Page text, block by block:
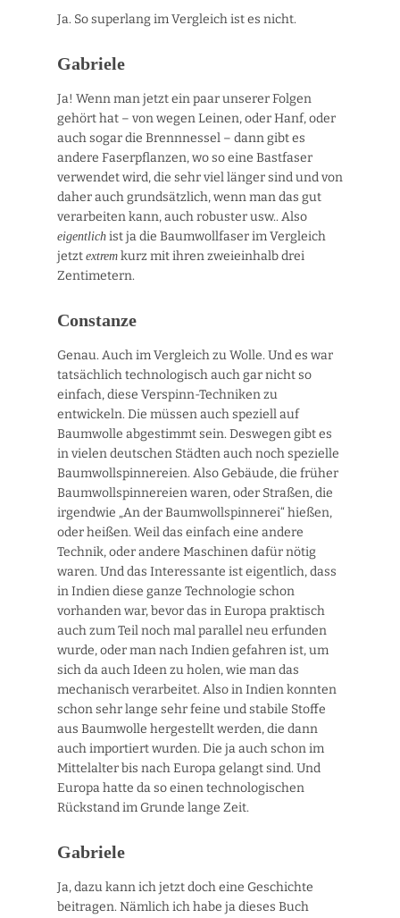
Ja. So superlang im Vergleich ist es nicht.
Gabriele
Ja! Wenn man jetzt ein paar unserer Folgen
gehört hat – von wegen Leinen, oder Hanf, oder
auch sogar die Brennnessel – dann gibt es
andere Faserpflanzen, wo so eine Bastfaser
verwendet wird, die sehr viel länger sind und von
daher auch grundsätzlich, wenn man das gut
verarbeiten kann, auch robuster usw.. Also
eigentlich ist ja die Baumwollfaser im Vergleich
jetzt extrem kurz mit ihren zweieinhalb drei
Zentimetern.
Constanze
Genau. Auch im Vergleich zu Wolle. Und es war
tatsächlich technologisch auch gar nicht so
einfach, diese Verspinn-Techniken zu
entwickeln. Die müssen auch speziell auf
Baumwolle abgestimmt sein. Deswegen gibt es
in vielen deutschen Städten auch noch spezielle
Baumwollspinnereien. Also Gebäude, die früher
Baumwollspinnereien waren, oder Straßen, die
irgendwie „An der Baumwollspinnerei“ hießen,
oder heißen. Weil das einfach eine andere
Technik, oder andere Maschinen dafür nötig
waren. Und das Interessante ist eigentlich, dass
in Indien diese ganze Technologie schon
vorhanden war, bevor das in Europa praktisch
auch zum Teil noch mal parallel neu erfunden
wurde, oder man nach Indien gefahren ist, um
sich da auch Ideen zu holen, wie man das
mechanisch verarbeitet. Also in Indien konnten
schon sehr lange sehr feine und stabile Stoffe
aus Baumwolle hergestellt werden, die dann
auch importiert wurden. Die ja auch schon im
Mittelalter bis nach Europa gelangt sind. Und
Europa hatte da so einen technologischen
Rückstand im Grunde lange Zeit.
Gabriele
Ja, dazu kann ich jetzt doch eine Geschichte
beitragen. Nämlich ich habe ja dieses Buch